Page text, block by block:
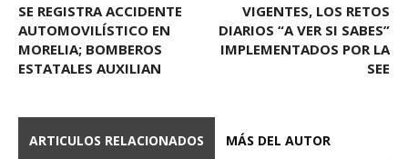
SE REGISTRA ACCIDENTE
AUTOMOVILÍSTICO EN
MORELIA; BOMBEROS
ESTATALES AUXILIAN
VIGENTES, LOS RETOS
DIARIOS “A VER SI SABES”
IMPLEMENTADOS POR LA
SEE
ARTICULOS RELACIONADOS MÁS DEL AUTOR